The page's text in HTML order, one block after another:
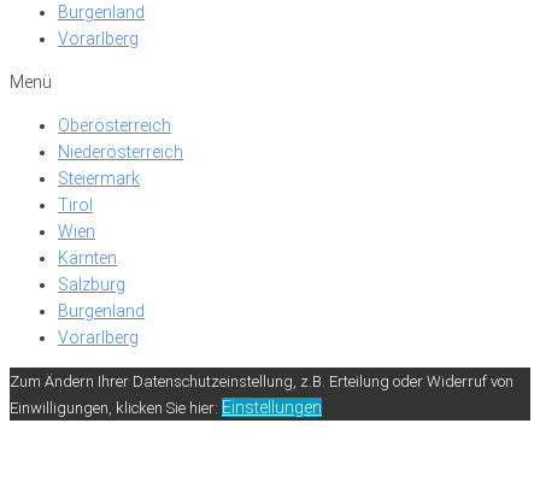
Burgenland
Vorarlberg
Menü
Oberösterreich
Niederösterreich
Steiermark
Tirol
Wien
Kärnten
Salzburg
Burgenland
Vorarlberg
Zum Ändern Ihrer Datenschutzeinstellung, z.B. Erteilung oder Widerruf von
Einwilligungen, klicken Sie hier: Einstellungen